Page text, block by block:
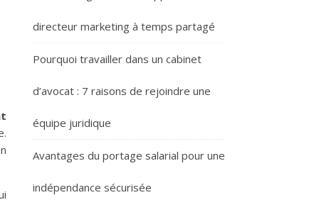
directeur marketing à temps partagé
Pourquoi travailler dans un cabinet
d’avocat : 7 raisons de rejoindre une
équipe juridique
Avantages du portage salarial pour une
indépendance sécurisée